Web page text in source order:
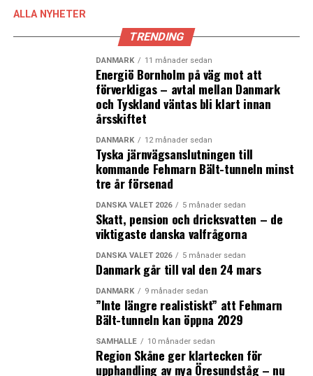
ALLA NYHETER
TRENDING
DANMARK 11 månader sedan
Energiö Bornholm på väg mot att
förverkligas – avtal mellan Danmark
och Tyskland väntas bli klart innan
årsskiftet
DANMARK 12 månader sedan
Tyska järnvägsanslutningen till
kommande Fehmarn Bält-tunneln minst
tre år försenad
DANSKA VALET 2026 5 månader sedan
Skatt, pension och dricksvatten – de
viktigaste danska valfrågorna
DANSKA VALET 2026 5 månader sedan
Danmark går till val den 24 mars
DANMARK 9 månader sedan
”Inte längre realistiskt” att Fehmarn
Bält-tunneln kan öppna 2029
SAMHÄLLE 10 månader sedan
Region Skåne ger klartecken för
upphandling av nya Öresundståg – nu